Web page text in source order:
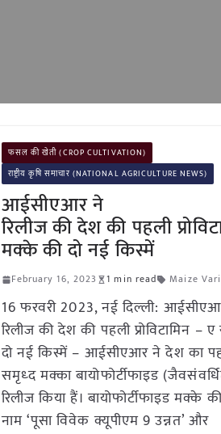
फसल की खेती (CROP CULTIVATION)
राष्ट्रीय कृषि समाचार (NATIONAL AGRICULTURE NEWS)
आईसीएआर ने
रिलीज की देश की पहली
मक्के की दो नई किस्में
February 16, 2023 1 min read Maize
16 फरवरी 2023, नई दिल्ली:
रिलीज की देश की पहली प्रोविटामिन
दो नई किस्में – आईसीएआर ने देश का
समृध्द मक्का बायोफोर्टीफाइड
रिलीज किया हैं। बायोफोर्टीफाइड मक्के
नाम ‘पूसा विवेक क्यूपीएम 9 उन्नत’ और